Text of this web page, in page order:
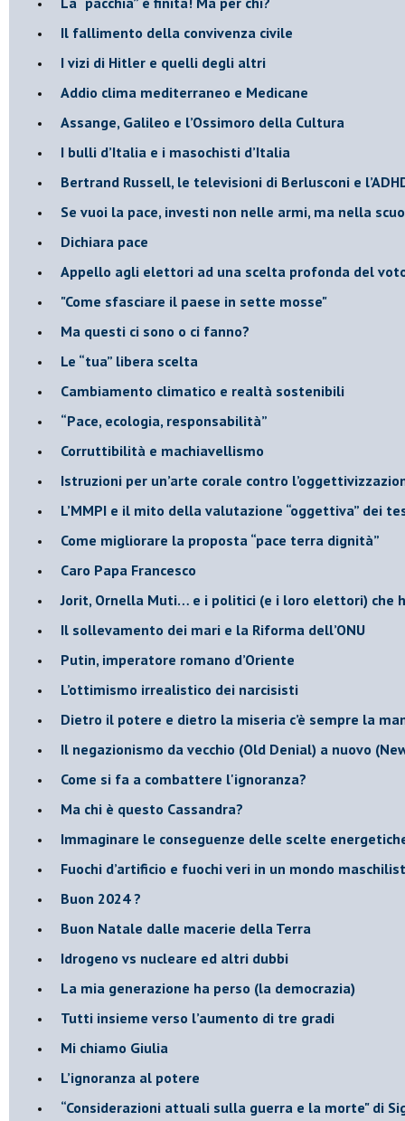
​Il fallimento della convivenza civile
​I vizi di Hitler e quelli degli altri
Addio clima mediterraneo e Medicane
​Assange, Galileo e l’Ossimoro della Cultura
​I bulli d’Italia e i masochisti d’Italia
​Bertrand Russell, le televisioni di Berlusconi e
​Se vuoi la pace, investi non nelle armi, ma nella
​Dichiara pace
​Appello agli elettori ad una scelta profonda del
"Come sfasciare il paese in sette mosse"
​Ma questi ci sono o ci fanno?
​Le “tua” libera scelta
Cambiamento climatico e realtà sostenibili
“Pace, ecologia, responsabilità”
​Corruttibilità e machiavellismo
Istruzioni per un’arte corale contro
​L’MMPI e il mito della valutazione “oggettiva” dei
Come migliorare la proposta “pace terra dignità”
Caro Papa Francesco
​Jorit, Ornella Muti… e i politici (e i loro elettori) che
​Il sollevamento dei mari e la Riforma dell’ONU
Putin, imperatore romano d’Oriente
​L’ottimismo irrealistico dei narcisisti
​Dietro il potere e dietro la miseria c’è sempre la
Il negazionismo da vecchio (Old Denial) a nuovo
Come si fa a combattere l'ignoranza?
Ma chi è questo Cassandra?
Immaginare le conseguenze delle scelte
​Fuochi d’artificio e fuochi veri in un mondo
Buon 2024 ?
​Buon Natale dalle macerie della Terra
​Idrogeno vs nucleare ed altri dubbi
​La mia generazione ha perso (la democrazia)
​Tutti insieme verso l’aumento di tre gradi
Mi chiamo Giulia
L’ignoranza al potere
​“Considerazioni attuali sulla guerra e la morte" di